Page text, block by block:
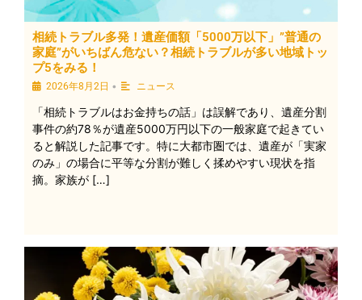
相続トラブル多発！遺産価額「5000万以下」”普通の
家庭”がいちばん危ない？相続トラブルが多い地域トッ
プ5をみる！
2026年8月2日 • ニュース
「相続トラブルはお金持ちの話」は誤解であり、遺産分割
事件の約78％が遺産5000万円以下の一般家庭で起きてい
ると解説した記事です。特に大都市圏では、遺産が「実家
のみ」の場合に平等な分割が難しく揉めやすい現状を指
摘。家族が […]